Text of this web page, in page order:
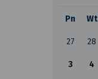
Pn Wt
27 28
3 4